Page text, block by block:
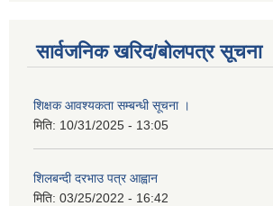
सार्वजनिक खरिद/बोलपत्र सूचना
शिक्षक आवश्यकता सम्बन्धी सूचना ।
मिति: 10/31/2025 - 13:05
शिलबन्दी दरभाउ पत्र आह्वान
मिति: 03/25/2022 - 16:42